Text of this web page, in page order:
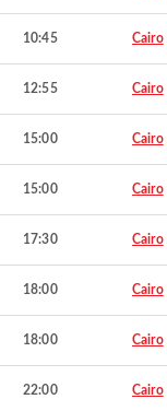
10:45 Cairo
12:55 Cairo
15:00 Cairo
15:00 Cairo
17:30 Cairo
18:00 Cairo
18:00 Cairo
22:00 Cairo